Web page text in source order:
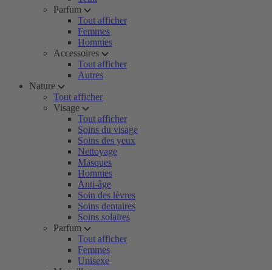
Parfum
Tout afficher
Femmes
Hommes
Accessoires
Tout afficher
Autres
Nature
Tout afficher
Visage
Tout afficher
Soins du visage
Soins des yeux
Nettoyage
Masques
Hommes
Anti-âge
Soin des lèvres
Soins dentaires
Soins solaires
Parfum
Tout afficher
Femmes
Unisexe